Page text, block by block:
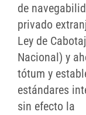
de
privado
Ley de
Nacional) y
tótum y
estándares
sin efecto la